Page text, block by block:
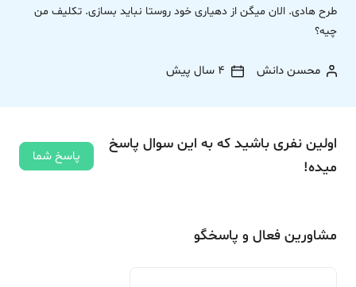
طرح هادی. الان میگن از دهیاری خود روستا نباید بسازی. تکلیف من
چیه؟
محسن دانش 4 سال پیش
اولین نفری باشید که به این سوال پاسخ
میده!
پاسخ شما
مشاورین فعال و پاسخگو